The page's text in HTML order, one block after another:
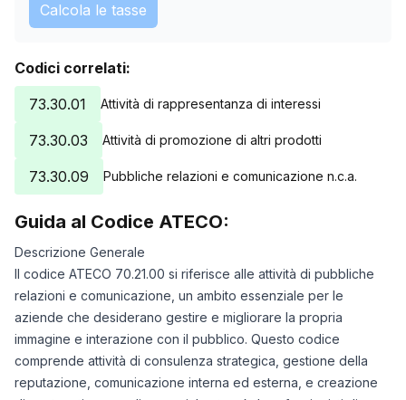
Calcola le tasse
Codici correlati:
73.30.01
Attività di rappresentanza di interessi
73.30.03 Attività di promozione di altri prodotti
73.30.09 Pubbliche relazioni e comunicazione n.c.a.
Guida al Codice ATECO:
Descrizione Generale
Il codice ATECO 70.21.00 si riferisce alle attività di pubbliche
relazioni e comunicazione, un ambito essenziale per le
aziende che desiderano gestire e migliorare la propria
immagine e interazione con il pubblico. Questo codice
comprende attività di consulenza strategica, gestione della
reputazione, comunicazione interna ed esterna, e creazione